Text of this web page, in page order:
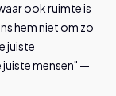
ook ruimte is
hem niet om zo
juiste
mensen" —